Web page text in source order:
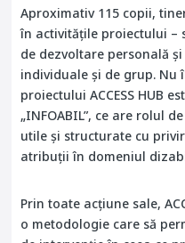
Aproximativ 115 copii,
în activitățile proiectului –
de dezvoltare personală
individuale și de grup.
proiectului ACCESS HUB
„INFOABIL”, ce are rolul
utile și structurate cu
atribuții în domeniul
Prin toate acțiune sale,
o metodologie care să